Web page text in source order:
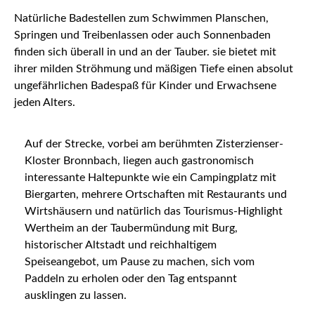
Natürliche Badestellen zum Schwimmen Planschen,
Springen und Treibenlassen oder auch Sonnenbaden
finden sich überall in und an der Tauber. sie bietet mit
ihrer milden Ströhmung und mäßigen Tiefe einen absolut
ungefährlichen Badespaß für Kinder und Erwachsene
jeden Alters.
Auf der Strecke, vorbei am berühmten Zisterzienser-
Kloster Bronnbach, liegen auch gastronomisch
interessante Haltepunkte wie ein Campingplatz mit
Biergarten, mehrere Ortschaften mit Restaurants und
Wirtshäusern und natürlich das Tourismus-Highlight
Wertheim an der Taubermündung mit Burg,
historischer Altstadt und reichhaltigem
Speiseangebot, um Pause zu machen, sich vom
Paddeln zu erholen oder den Tag entspannt
ausklingen zu lassen.